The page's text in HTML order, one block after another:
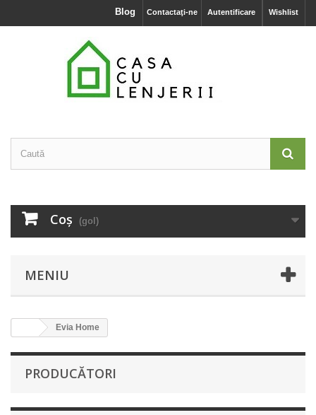
Wishlist
Autentificare
Contactaţi-ne
Blog
Coş (gol)
MENIU
Evia Home
PRODUCĂTORI